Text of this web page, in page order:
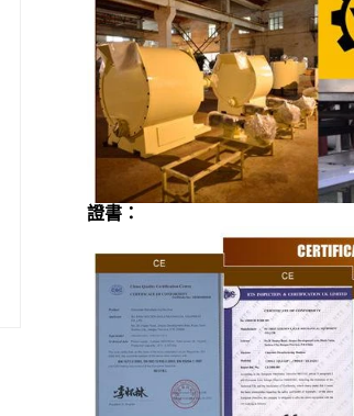
巧克力花生生產線
巧克力花生是近年來流行的巧克力產品之一
用簡單的配方和設備。巧克力花生經過巧克力
層、平衡、著色和拋光後。首先透過精煉機製
巧克力漿，研磨後轉移到巧克力儲存罐。如
客不打算自己製作巧克力漿，也可以選擇購
證書：